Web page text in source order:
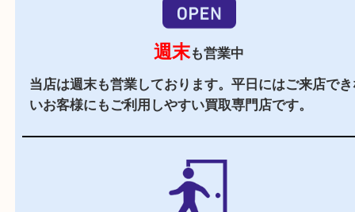
立地
大分駅より車で10分ほどにある大分市古国府と
アに店舗がございます。店舗周辺にはスーパーや
どもありお買い物途中にもお立ち寄りしやすい買